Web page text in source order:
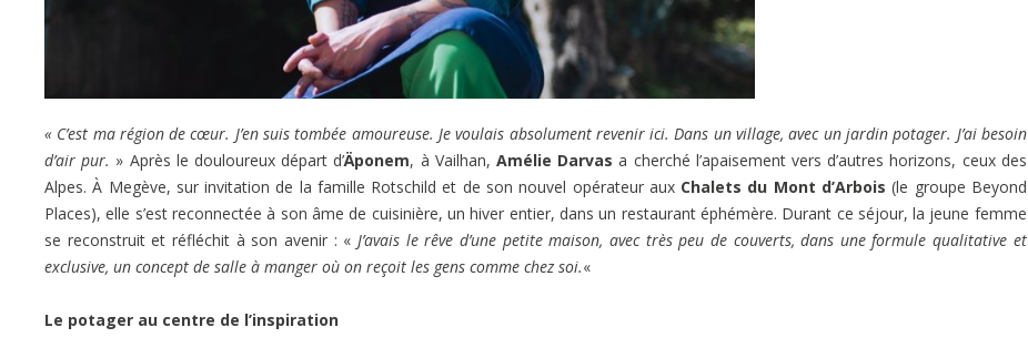
« C’est ma région de cœur. J’en suis tombée amoureuse. Je voulais absolument revenir ici. Dans un village, avec un jardin potager. J’ai besoin
d’air pur. » Après le douloureux départ d’Äponem, à Vailhan,Amélie Darvas a cherché l’apaisement vers d’autres horizons, ceux des
Alpes. À Megève, sur invitation de la famille Rotschild et de son nouvel opérateur aux Chalets du Mont d’Arbois (le groupe Beyond
Places), elle s’est reconnectée à son âme de cuisinière, un hiver entier, dans un restaurant éphémère. Durant ce séjour, la jeune femme
se reconstruit et réfléchit à son avenir : « J’avais le rêve d’une petite maison, avec très peu de couverts, dans une formule qualitative et
exclusive, un concept de salle à manger où on reçoit les gens comme chez soi.«
Le potager au centre de l’inspiration